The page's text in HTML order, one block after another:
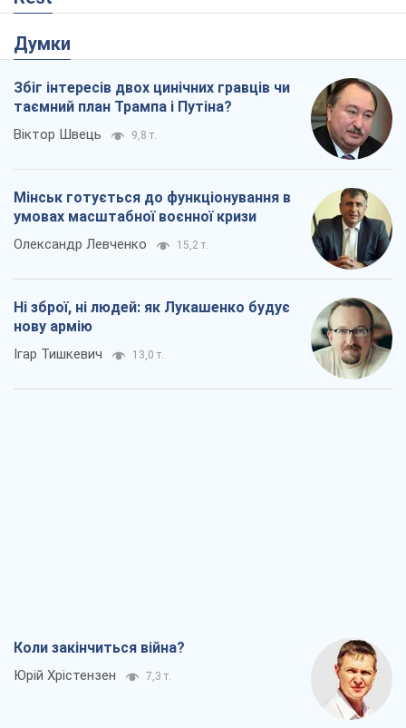
Думки
Збіг інтересів двох цинічних гравців чи
таємний план Трампа і Путіна?
Віктор Швець 9,8 т.
Мінськ готується до функціонування в
умовах масштабної воєнної кризи
Олександр Левченко 15,2 т.
Ні зброї, ні людей: як Лукашенко будує
нову армію
Ігар Тишкевич 13,0 т.
Коли закінчиться війна?
Юрій Хрістензен 7,3 т.